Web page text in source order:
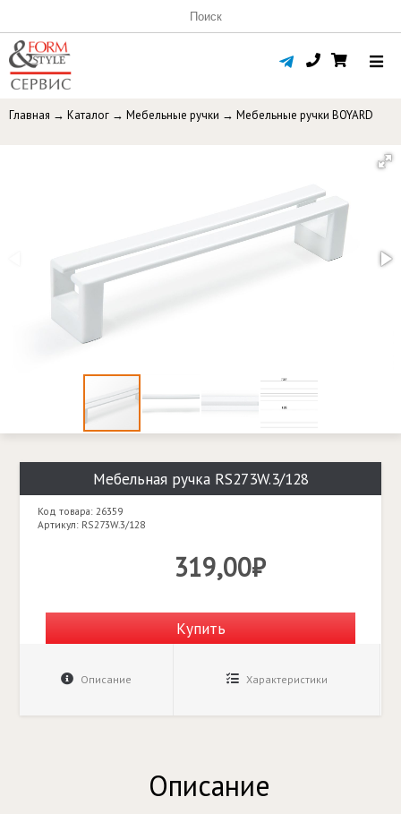
Главная → Каталог → Мебельные ручки → Мебельные ручки BOYARD
Мебельная ручка RS273W.3/128
Код товара: 26359
Артикул: RS273W.3/128
319,00₽
Купить
Описание Характеристики
Описание